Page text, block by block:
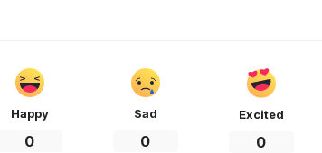
Happy
0
Sad
0
Excited
0